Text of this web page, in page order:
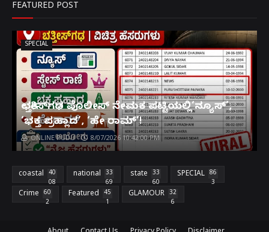
FEATURED POST
SPECIAL
ಛತ್ತೀಸ್‌ಗಢ ಪೊಲೀಸ್ ನೇಮಕ ಪಟ್ಟಿಯಲ್ಲಿ‘ನ್ಯೂಸ್’,
‘ಭಕ್ತ ಪ್ರಹ್ಲಾದ’, ‘ಹೇ ರಾಮ್’!
ONLINE PUDU 8/07/2026 10:42:00 PM
coastal
40
08
national
33
69
state
33
60
SPECIAL
86
3
Crime
60
2
Featured
45
1
GLAMOUR
32
6